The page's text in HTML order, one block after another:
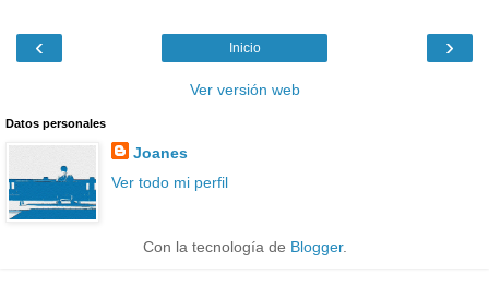
‹ ›
Inicio
Ver versión web
Datos personales
Joanes
Ver todo mi perfil
Con la tecnología de Blogger.